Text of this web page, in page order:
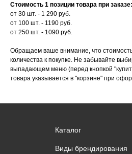
Стоимость 1 позиции товара при заказе:
от 30 шт. - 1 290 руб.
от 100 шт. - 1190 руб.
от 250 шт. - 1090 руб.
Обращаем ваше внимание, что
количества к покупке. Не забывайте
выпадающем меню (перед кнопкой
товара указывается в "корзине" при
Каталог
Виды брендирования